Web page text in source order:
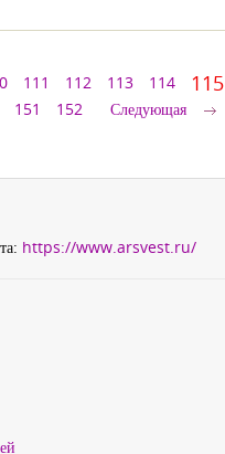
111 112 113 114 115
151 152 Следующая
https://www.arsvest.ru/